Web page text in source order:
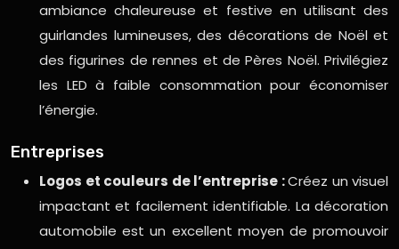
ambiance chaleureuse et festive en utilisant des
guirlandes lumineuses, des décorations de Noël et
des figurines de rennes et de Pères Noël. Privilégiez
les LED à faible consommation pour économiser
l’énergie.
Entreprises
Logos et couleurs de l’entreprise :Créez un visuel
impactant et facilement identifiable. La décoration
automobile est un excellent moyen de promouvoir